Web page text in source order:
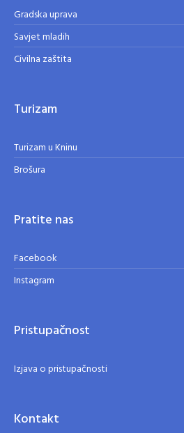
Gradska uprava
Savjet mladih
Civilna zaštita
Turizam
Turizam u Kninu
Brošura
Pratite nas
Facebook
Instagram
Pristupačnost
Izjava o pristupačnosti
Kontakt